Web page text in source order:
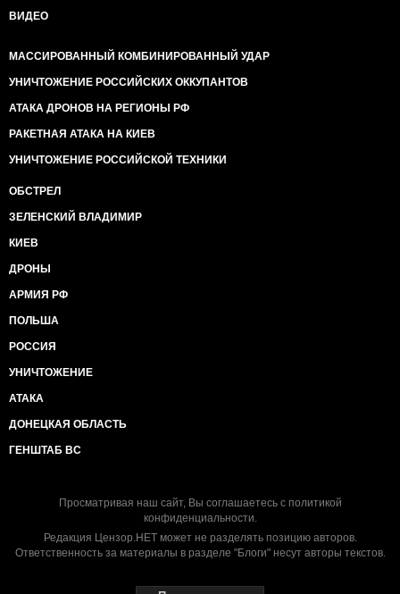
ВИДЕО
МАССИРОВАННЫЙ КОМБИНИРОВАННЫЙ УДАР
УНИЧТОЖЕНИЕ РОССИЙСКИХ ОККУПАНТОВ
АТАКА ДРОНОВ НА РЕГИОНЫ РФ
РАКЕТНАЯ АТАКА НА КИЕВ
УНИЧТОЖЕНИЕ РОССИЙСКОЙ ТЕХНИКИ
ОБСТРЕЛ
ЗЕЛЕНСКИЙ ВЛАДИМИР
КИЕВ
ДРОНЫ
АРМИЯ РФ
ПОЛЬША
РОССИЯ
УНИЧТОЖЕНИЕ
АТАКА
ДОНЕЦКАЯ ОБЛАСТЬ
ГЕНШТАБ ВС
Просматривая наш сайт, Вы соглашаетесь с политикой
конфиденциальности.
Редакция Цензор.НЕТ может не разделять позицию авторов.
Ответственность за материалы в разделе "Блоги" несут авторы текстов.